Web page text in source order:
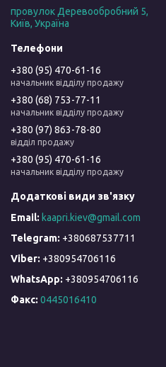
провулок Деревообробний 5,
Київ, Україна
+380 (95) 470-61-16
начальник відділу продажу
+380 (68) 753-77-11
начальник відділу продажу
+380 (97) 863-78-80
відділ продажу
+380 (95) 470-61-16
начальник відділу продажу
kaapri.kiev@gmail.com
+380687537711
+380954706116
+380954706116
Факс 0445016410